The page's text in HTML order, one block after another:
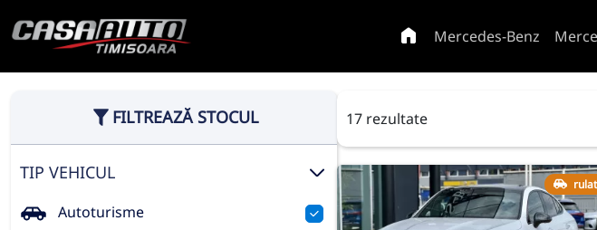
Mercedes-Benz
FILTREAZĂ STOCUL
TIP VEHICUL
Autoturisme
17 rezultate
rulat